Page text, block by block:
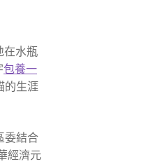
在水瓶
包養一
的生涯
委結合
經濟元